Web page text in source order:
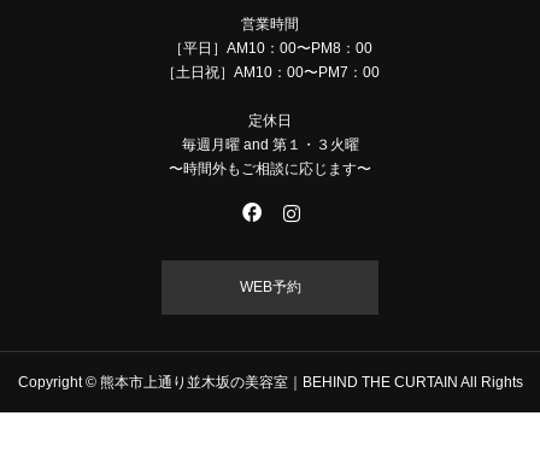
営業時間
［平日］AM10：00〜PM8：00
［土日祝］AM10：00〜PM7：00
定休日
毎週月曜 and 第１・３火曜
〜時間外もご相談に応じます〜
WEB予約
Copyright © 熊本市上通り並木坂の美容室｜BEHIND THE CURTAIN All Rights